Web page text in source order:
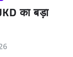
का बड़ा